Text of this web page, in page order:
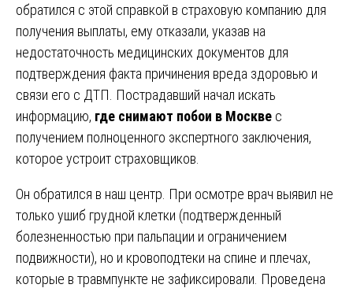
обратился с этой справкой в страховую компанию для
получения выплаты, ему отказали, указав на
недостаточность медицинских документов для
подтверждения факта причинения вреда здоровью и
связи его с ДТП. Пострадавший начал искать
информацию, где снимают побои в Москве с
получением полноценного экспертного заключения,
которое устроит страховщиков.
Он обратился в наш центр. При осмотре врач выявил не
только ушиб грудной клетки (подтвержденный
болезненностью при пальпации и ограничением
подвижности), но и кровоподтеки на спине и плечах,
которые в травмпункте не зафиксировали. Проведена